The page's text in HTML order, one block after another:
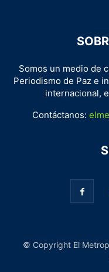
Somos un medio de
Periodismo de Paz e
internacional,
Contáctanos:
© Copyright El